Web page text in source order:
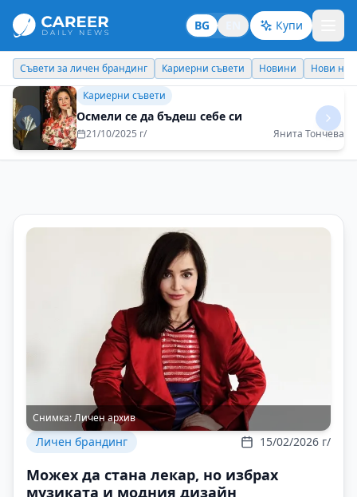
BG Купи
Кариерни съвети Новини Нови назначения Днес празнува
Кариерни съвети
Успехът не е лична декларация, а
колективно признание
11/12/2025 г/ Маню Моравенов
Снимка:Личен архив
Личен брандинг 15/02/2026 г/
Можех да стана лекар, но избрах
музиката и модния дизайн